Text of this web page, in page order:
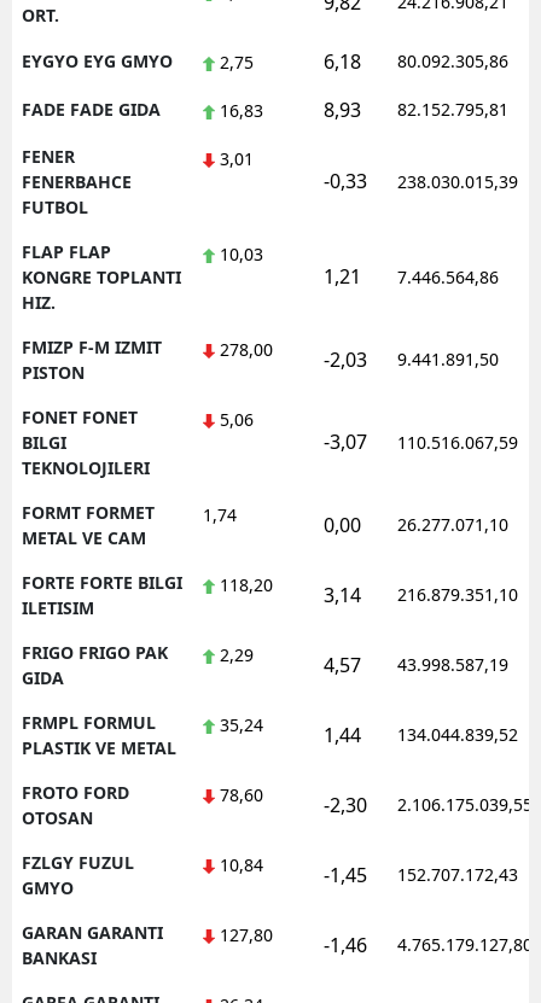
ORT.
EYGYO EYG GMYO 2,75 6,18 80.092.305,86
FADE FADE GIDA 16,83 8,93 82.152.795,81
FENER
FENERBAHCE
FUTBOL
3,01
-0,33 238.030.015,39
FLAP FLAP
KONGRE TOPLANTI
HIZ.
10,03
1,21 7.446.564,86
FMIZP F-M IZMIT
PISTON
278,00 -2,03 9.441.891,50
FONET FONET
BILGI
TEKNOLOJILERI
5,06
-3,07 110.516.067,59
FORMT FORMET
METAL VE CAM
1,74 0,00 26.277.071,10
FORTE FORTE BILGI
ILETISIM
118,20 3,14 216.879.351,10
FRIGO FRIGO PAK
GIDA
2,29 4,57 43.998.587,19
FRMPL FORMUL
PLASTIK VE METAL
35,24 1,44 134.044.839,52
FROTO FORD
OTOSAN
78,60 -2,30 2.106.175.039,55
FZLGY FUZUL
GMYO
10,84 -1,45 152.707.172,43
GARAN GARANTI
BANKASI
127,80 -1,46 4.765.179.127,80